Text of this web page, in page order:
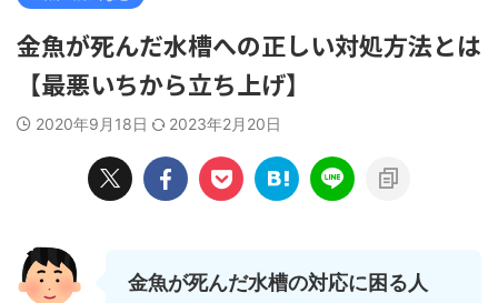
金魚が死んだ水槽への正しい対処方法とは
【最悪いちから立ち上げ】
2020年9月18日 2023年2月20日
金魚が死んだ水槽の対応に困る人